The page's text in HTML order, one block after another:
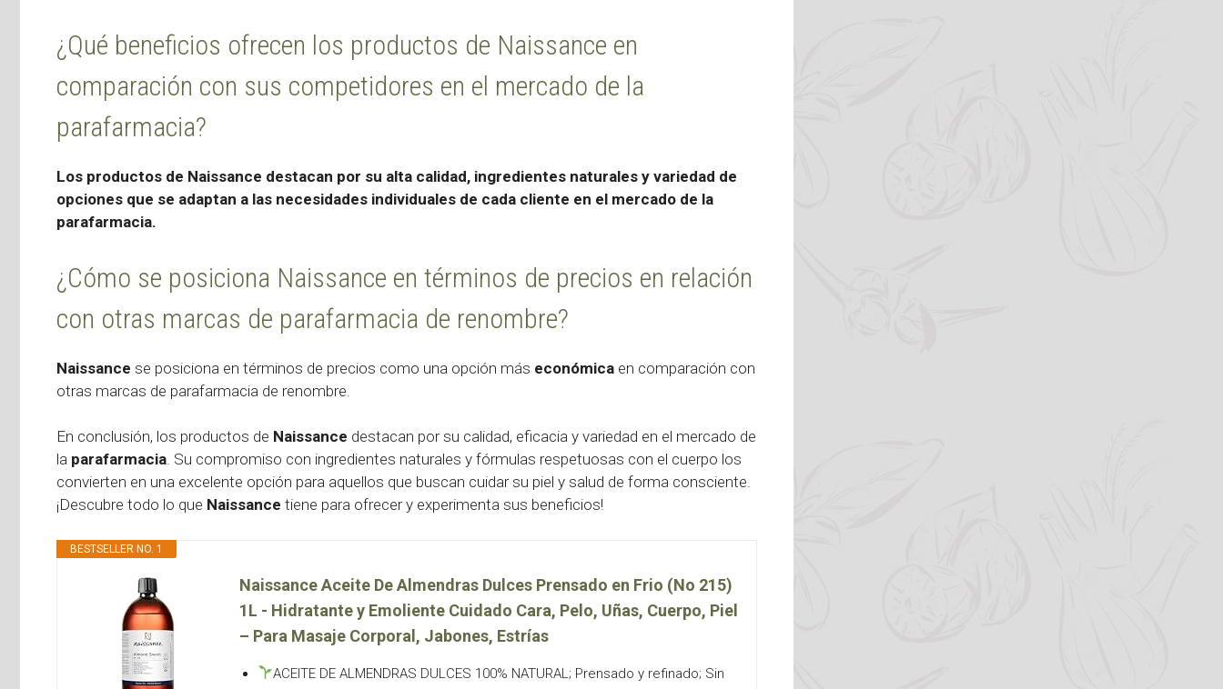
¿Qué beneficios ofrecen los productos de Naissance en
comparación con sus competidores en el mercado de la
parafarmacia?
Los productos de Naissance destacan por su alta calidad, ingredientes naturales y variedad de
opciones que se adaptan a las necesidades individuales de cada cliente en el mercado de la
parafarmacia.
¿Cómo se posiciona Naissance en términos de precios en relación
con otras marcas de parafarmacia de renombre?
Naissance se posiciona en términos de precios como una opción más económica en comparación con
otras marcas de parafarmacia de renombre.
En conclusión, los productos de Naissance destacan por su calidad, eficacia y variedad en el mercado de
la parafarmacia. Su compromiso con ingredientes naturales y fórmulas respetuosas con el cuerpo los
convierten en una excelente opción para aquellos que buscan cuidar su piel y salud de forma consciente.
¡Descubre todo lo que Naissance tiene para ofrecer y experimenta sus beneficios!
BESTSELLER NO. 1
Naissance Aceite De Almendras Dulces Prensado en Frio (No 215)
1L - Hidratante y Emoliente Cuidado Cara, Pelo, Uñas, Cuerpo, Piel
– Para Masaje Corporal, Jabones, Estrías
ACEITE DE ALMENDRAS DULCES 100% NATURAL; Prensado y refinado; Sin